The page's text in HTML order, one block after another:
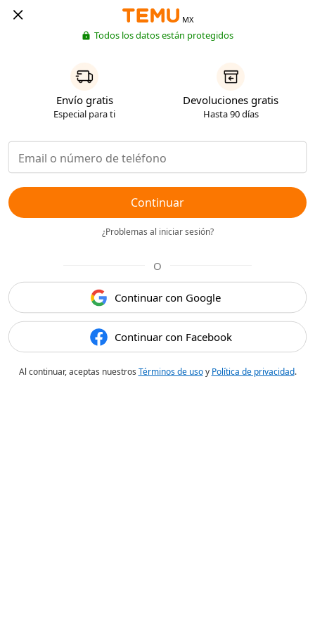
MX
Todos los datos están protegidos
Envío gratis
Especial para ti
Devoluciones gratis
Hasta 90 días
Continuar
¿Problemas al iniciar sesión?
O
Continuar con Google
Continuar con Facebook
Al continuar, aceptas nuestros Términos de usoy Política de privacidad.